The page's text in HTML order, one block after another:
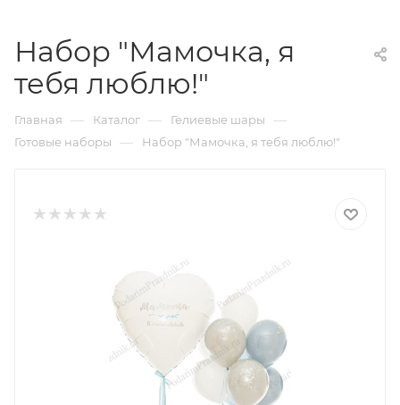
Набор "Мамочка, я
тебя люблю!"
Главная — Каталог — Гелиевые шары —
Готовые наборы — Набор "Мамочка, я тебя люблю!"